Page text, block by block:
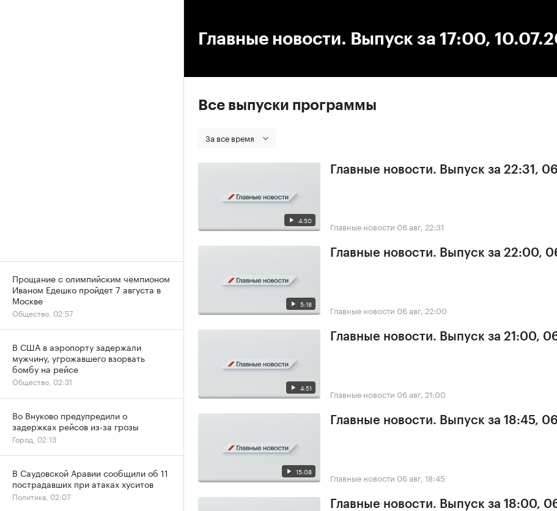
Главные новости. Выпуск за 17:00,
Все выпуски программы
За все время
4:50
Главные новости. Выпуск за 22:31,
Главные новости 06 авг, 22:31
5:18
Главные новости. Выпуск за 22:00,
Главные новости 06 авг, 22:00
4:51
Главные новости. Выпуск за 21:00,
Главные новости 06 авг, 21:00
15:08
Главные новости. Выпуск за 18:45,
Главные новости 06 авг, 18:45
Главные новости. Выпуск за 18:00,
Прощание с олимпийским чемпионом
Иваном Едешко пройдет 7 августа в
Москве
Общество, 02:57
В США в аэропорту задержали
мужчину, угрожавшего взорвать
бомбу на рейсе
Общество, 02:31
Во Внуково предупредили о
задержках рейсов из-за грозы
Город, 02:13
В Саудовской Аравии сообщили об 11
пострадавших при атаках хуситов
Политика, 02:07